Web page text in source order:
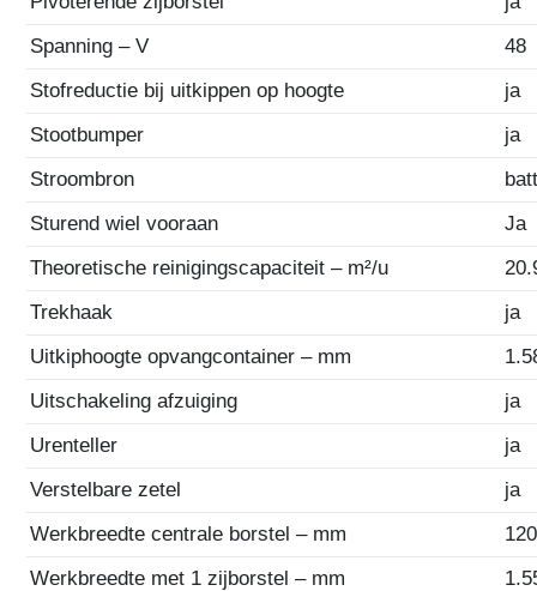
Spanning – V
48
Stofreductie bij uitkippen op hoogte
ja
Stootbumper
ja
Stroombron
Sturend wiel vooraan
Ja
Theoretische reinigingscapaciteit – m²/u
Trekhaak
ja
Uitkiphoogte opvangcontainer – mm
Uitschakeling afzuiging
ja
Urenteller
ja
Verstelbare zetel
ja
Werkbreedte centrale borstel – mm
Werkbreedte met 1 zijborstel – mm